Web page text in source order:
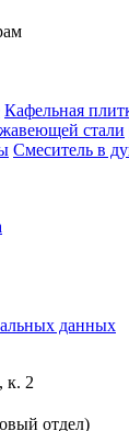
Кафельная
стали
Смеситель в
данных
к. 2
отдел)